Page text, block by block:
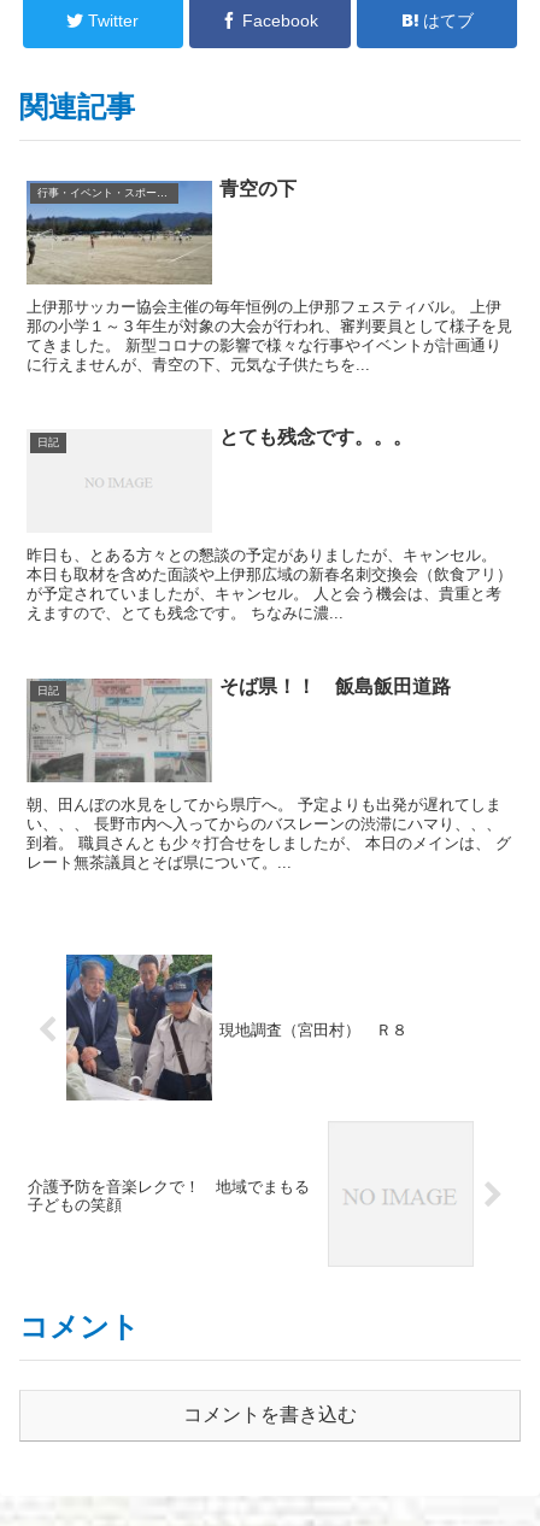
Twitter Facebook はてブ
関連記事
行事・イベント・スポーツ等 青空の下
上伊那サッカー協会主催の毎年恒例の上伊那フェスティバル。 上伊
那の小学１～３年生が対象の大会が行われ、審判要員として様子を見
てきました。 新型コロナの影響で様々な行事やイベントが計画通り
に行えませんが、青空の下、元気な子供たちを...
日記 とても残念です。。。
昨日も、とある方々との懇談の予定がありましたが、キャンセル。
本日も取材を含めた面談や上伊那広域の新春名刺交換会（飲食アリ）
が予定されていましたが、キャンセル。 人と会う機会は、貴重と考
えますので、とても残念です。 ちなみに濃...
日記 そば県！！ 飯島飯田道路
朝、田んぼの水見をしてから県庁へ。 予定よりも出発が遅れてしま
い、、、 長野市内へ入ってからのバスレーンの渋滞にハマり、、、
到着。 職員さんとも少々打合せをしましたが、 本日のメインは、 グ
レート無茶議員とそば県について。...
現地調査（宮田村） Ｒ８
介護予防を音楽レクで！ 地域でまもる
子どもの笑顔
コメント
コメントを書き込む